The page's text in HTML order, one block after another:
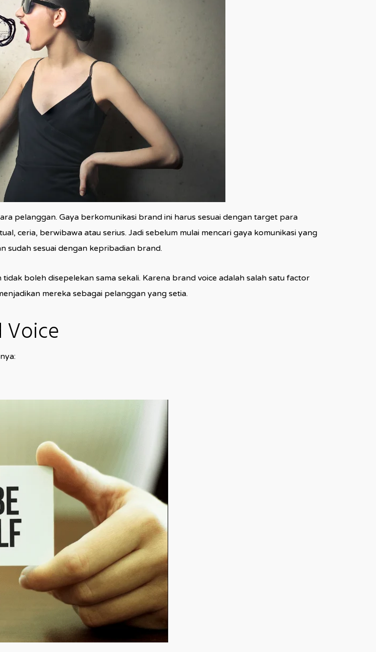
pelanggan. Gaya berkomunikasi brand ini harus sesuai dengan target para
ceria, berwibawa atau serius. Jadi sebelum mulai mencari gaya komunikasi yang
sudah sesuai dengan kepribadian brand.
boleh disepelekan sama sekali. Karena brand voice adalah salah satu factor
mereka sebagai pelanggan yang setia.
Voice